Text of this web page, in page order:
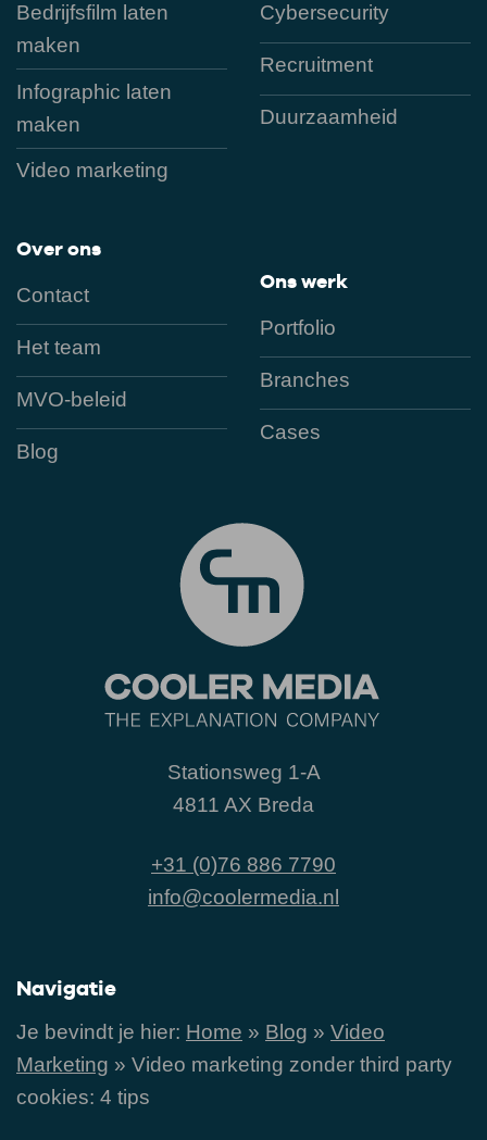
Bedrijfsfilm laten
maken
Infographic laten
maken
Video marketing
Over ons
Contact
Het team
MVO-beleid
Blog
Cybersecurity
Recruitment
Duurzaamheid
Ons werk
Portfolio
Branches
Cases
Stationsweg 1-A
4811 AX Breda
+31 (0)76 886 7790
info@coolermedia.nl
Navigatie
Je bevindt je hier: Home » Blog » Video
Marketing » Video marketing zonder third party
cookies: 4 tips